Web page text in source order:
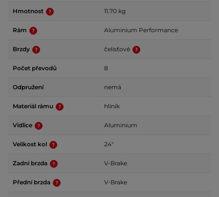
Hmotnost 11.70 kg
Rám Aluminium Performance
Brzdy čelisťové
Počet převodů 8
Odpružení nemá
Materiál rámu hliník
Vidlice Aluminium
Velikost kol 24"
Zadní brzda V-Brake
Přední brzda V-Brake